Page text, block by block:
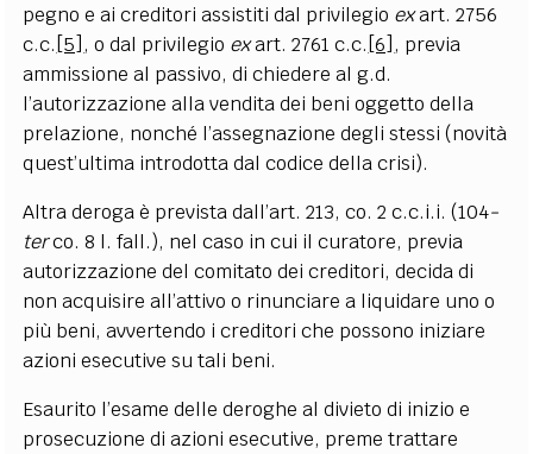
pegno e ai creditori assistiti dal privilegio exart. 2756
c.c. [5] , o dal privilegio exart. 2761 c.c. [6] , previa
ammissione al passivo, di chiedere al g.d.
l’autorizzazione alla vendita dei beni oggetto della
prelazione, nonché l’assegnazione degli stessi (novità
quest’ultima introdotta dal codice della crisi).
Altra deroga è prevista dall’art. 213, co. 2 c.c.i.i. (104-
terco. 8 l. fall.), nel caso in cui il curatore, previa
autorizzazione del comitato dei creditori, decida di
non acquisire all’attivo o rinunciare a liquidare uno o
più beni, avvertendo i creditori che possono iniziare
azioni esecutive su tali beni.
Esaurito l’esame delle deroghe al divieto di inizio e
prosecuzione di azioni esecutive, preme trattare